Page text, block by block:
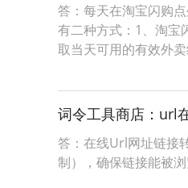
答：每天在淘宝闪购
有二种方式：1、淘宝
取当天可用的有效外
词令工具商店：url
答：在线Url网址链接
制），确保链接能被